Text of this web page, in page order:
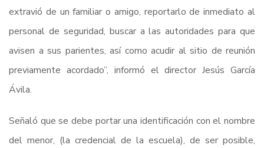
extravió de un familiar o amigo, reportarlo de inmediato al
personal de seguridad, buscar a las autoridades para que
avisen a sus parientes, así como acudir al sitio de reunión
previamente acordado”, informó el director Jesús García
Ávila.
Señaló que se debe portar una identificación con el nombre
del menor, (la credencial de la escuela), de ser posible,